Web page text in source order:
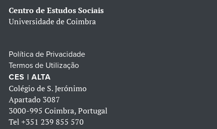
Centro de Estudos Sociais
Universidade de Coimbra
Política de Privacidade
Termos de Utilização
CES | ALTA
Colégio de S. Jerónimo
Apartado 3087
3000-995 Coimbra, Portugal
Tel +351 239 855 570